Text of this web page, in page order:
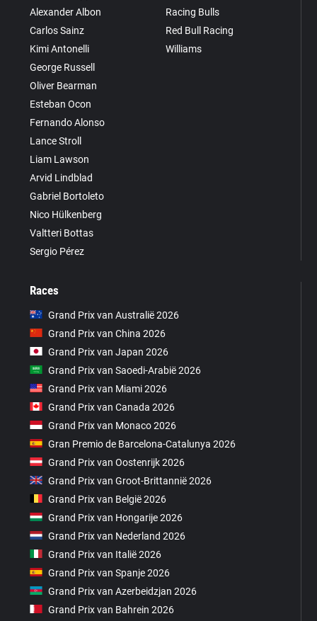
Alexander Albon
Carlos Sainz
Kimi Antonelli
George Russell
Oliver Bearman
Esteban Ocon
Fernando Alonso
Lance Stroll
Liam Lawson
Arvid Lindblad
Gabriel Bortoleto
Nico Hülkenberg
Valtteri Bottas
Sergio Pérez
Racing Bulls
Red Bull Racing
Williams
Races
Grand Prix van Australië 2026
Grand Prix van China 2026
Grand Prix van Japan 2026
Grand Prix van Saoedi-Arabië 2026
Grand Prix van Miami 2026
Grand Prix van Canada 2026
Grand Prix van Monaco 2026
Gran Premio de Barcelona-Catalunya 2026
Grand Prix van Oostenrijk 2026
Grand Prix van Groot-Brittannië 2026
Grand Prix van België 2026
Grand Prix van Hongarije 2026
Grand Prix van Nederland 2026
Grand Prix van Italië 2026
Grand Prix van Spanje 2026
Grand Prix van Azerbeidzjan 2026
Grand Prix van Bahrein 2026